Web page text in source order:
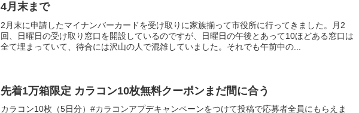
4月末まで
2月末に申請したマイナンバーカードを受け取りに家族揃って市役所に行ってきました。月2
回、日曜日の受け取り窓口を開設しているのですが、日曜日の午後とあって10ほどある窓口は
全て埋まっていて、待合には沢山の人で混雑していました。それでも午前中の...
先着1万箱限定 カラコン10枚無料クーポンまだ間に合う
カラコン10枚（5日分）#カラコンアプデキャンペーンをつけて投稿で応募者全員にもらえま